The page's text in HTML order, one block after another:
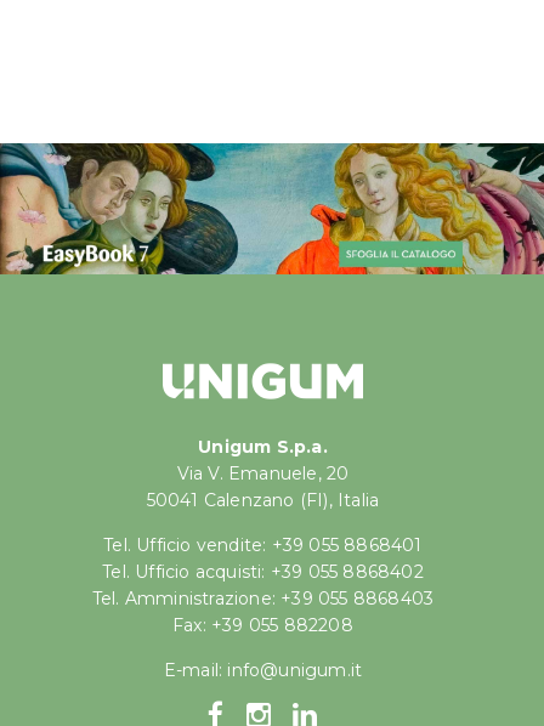
Unigum S.p.a.
Via V. Emanuele, 20
50041 Calenzano (FI), Italia
Tel. Ufficio vendite: +39 055 8868401
Tel. Ufficio acquisti: +39 055 8868402
Tel. Amministrazione: +39 055 8868403
Fax: +39 055 882208
E-mail: info@unigum.it